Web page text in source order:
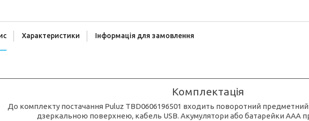
Характеристики Інформація для замовлення
Комплектація
До комплекту постачання Puluz TBD0606196501 входить поворотний предметний
дзеркальною поверхнею, кабель USB. Акумулятори або батарейки AAA